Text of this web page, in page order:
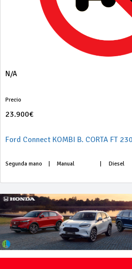
N/A
Precio
23.900€
Segunda mano Manual Diesel